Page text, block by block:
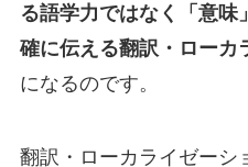
る語学力ではなく「意味
確に伝える翻訳・ローカ
になるのです。
翻訳・ローカライゼーシ